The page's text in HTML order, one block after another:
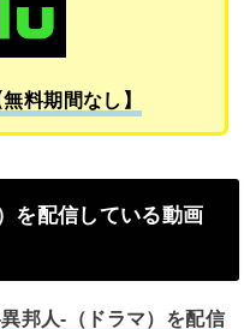
無料期間なし】
を配信している動画
邦人-（ドラマ）を配信